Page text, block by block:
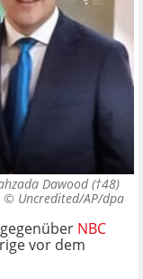
Dawood (†48)
© Uncredited/AP/dpa
NBC
vor dem